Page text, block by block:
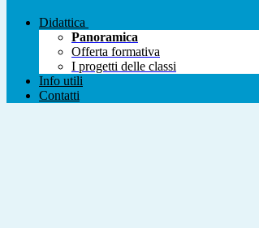
Didattica
Panoramica
Offerta formativa
I progetti delle classi
Info utili
Contatti